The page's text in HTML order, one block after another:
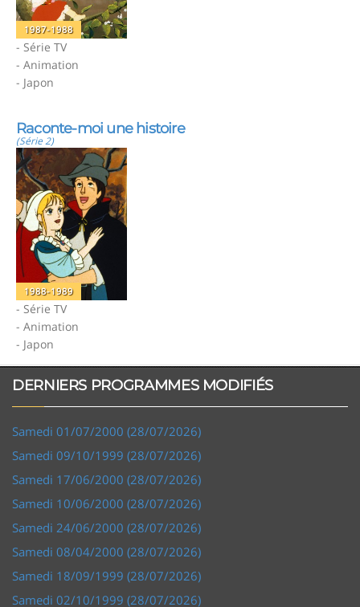
1987-1988
- Série TV
- Animation
- Japon
Raconte-moi une histoire
(Série 2)
1988-1989
- Série TV
- Animation
- Japon
DERNIERS PROGRAMMES MODIFIÉS
Samedi 01/07/2000 (28/07/2026)
Samedi 09/10/1999 (28/07/2026)
Samedi 17/06/2000 (28/07/2026)
Samedi 10/06/2000 (28/07/2026)
Samedi 24/06/2000 (28/07/2026)
Samedi 08/04/2000 (28/07/2026)
Samedi 18/09/1999 (28/07/2026)
Samedi 02/10/1999 (28/07/2026)